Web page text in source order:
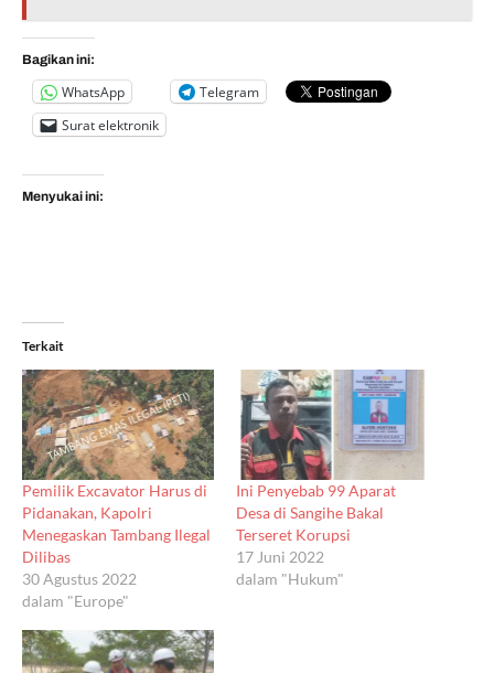
Bagikan ini:
WhatsApp
Telegram
Surat elektronik
Menyukai ini:
Terkait
Pemilik Excavator Harus di
Pidanakan, Kapolri
Menegaskan Tambang Ilegal
Dilibas
30 Agustus 2022
dalam "Europe"
Ini Penyebab 99 Aparat
Desa di Sangihe Bakal
Terseret Korupsi
17 Juni 2022
dalam "Hukum"